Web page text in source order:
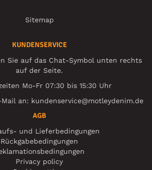
Sitemap
KUNDENSERVICE
Sie auf das Chat-Symbol unten rechts
auf der Seite.
Mo-Fr 07:30 bis 15:30 Uhr
an: kundenservice@motleydenim.de
AGB
und Lieferbedingungen
Rückgabebedingungen
Privacy policy